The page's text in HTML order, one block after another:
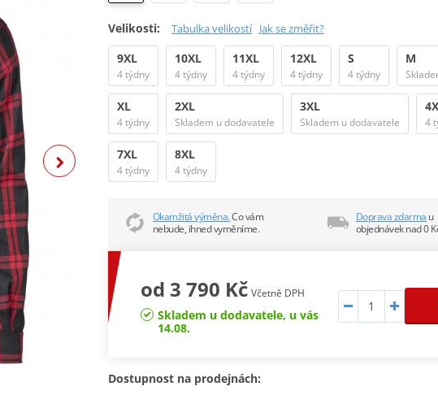
Velikosti: Tabulka velikostí Jak se změřit?
9XL
4 týdny
10XL
4 týdny
11XL
4 týdny
12XL
4 týdny
S
4 týdny
M
XL
4 týdny
2XL
Skladem u dodavatele
3XL
Skladem u dodavatele 4
7XL
4 týdny
8XL
4 týdny
Okamžitá výměna.Co vám
nebude, ihned vyměníme.
Doprava zdarma u
objednávek nad 0
od 3 790 Kč Včetně DPH
Skladem u dodavatele, u vás
14.08.
Dostupnost na prodejnách: